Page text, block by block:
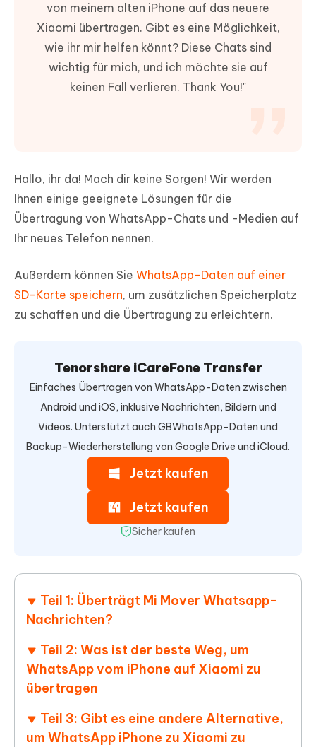
von meinem alten iPhone auf das neuere
Xiaomi übertragen. Gibt es eine Möglichkeit,
wie ihr mir helfen könnt? Diese Chats sind
wichtig für mich, und ich möchte sie auf
keinen Fall verlieren. Thank You!"
Hallo, ihr da! Mach dir keine Sorgen! Wir werden
Ihnen einige geeignete Lösungen für die
Übertragung von WhatsApp-Chats und -Medien auf
Ihr neues Telefon nennen.
Außerdem können Sie WhatsApp-Daten auf einer
SD-Karte speichern, um zusätzlichen Speicherplatz
zu schaffen und die Übertragung zu erleichtern.
Tenorshare iCareFone Transfer
Einfaches Übertragen von WhatsApp-Daten zwischen
Android und iOS, inklusive Nachrichten, Bildern und
Videos. Unterstützt auch GBWhatsApp-Daten und
Backup-Wiederherstellung von Google Drive und iCloud.
Jetzt kaufen
Jetzt kaufen
Sicher kaufen
Teil 1: Überträgt Mi Mover Whatsapp-
Nachrichten?
Teil 2: Was ist der beste Weg, um
WhatsApp vom iPhone auf Xiaomi zu
übertragen
Teil 3: Gibt es eine andere Alternative,
um WhatsApp iPhone zu Xiaomi zu